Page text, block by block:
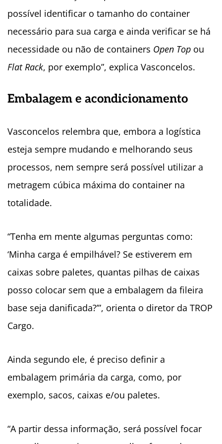
possível identificar o tamanho do container
necessário para sua carga e ainda verificar se há
necessidade ou não de containers Open Top ou
Flat Rack, por exemplo”, explica Vasconcelos.
Embalagem e acondicionamento
Vasconcelos relembra que, embora a logística
esteja sempre mudando e melhorando seus
processos, nem sempre será possível utilizar a
metragem cúbica máxima do container na
totalidade.
“Tenha em mente algumas perguntas como:
‘Minha carga é empilhável? Se estiverem em
caixas sobre paletes, quantas pilhas de caixas
posso colocar sem que a embalagem da fileira
base seja danificada?’”, orienta o diretor da TROP
Cargo.
Ainda segundo ele, é preciso definir a
embalagem primária da carga, como, por
exemplo, sacos, caixas e/ou paletes.
“A partir dessa informação, será possível focar